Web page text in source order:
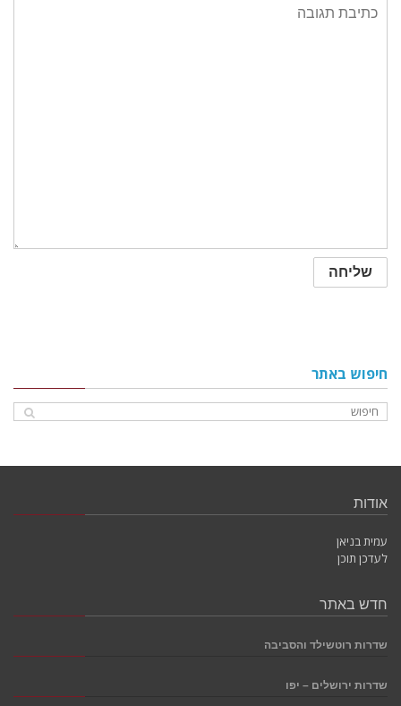
חיפוש באתר
אודות
עמית בניאן
לעדכן תוכן
חדש באתר
שדרות רוטשילד והסביבה
שדרות ירושלים – יפו